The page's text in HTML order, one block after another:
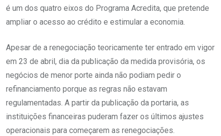
é um dos quatro eixos do Programa Acredita, que pretende
ampliar o acesso ao crédito e estimular a economia.
Apesar de a renegociação teoricamente ter entrado em vigor
em 23 de abril, dia da publicação da medida provisória, os
negócios de menor porte ainda não podiam pedir o
refinanciamento porque as regras não estavam
regulamentadas. A partir da publicação da portaria, as
instituições financeiras puderam fazer os últimos ajustes
operacionais para começarem as renegociações.